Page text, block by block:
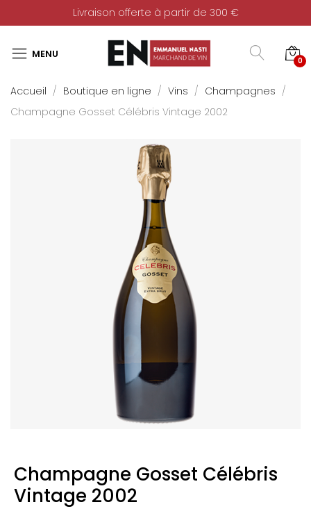
Livraison offerte à partir de 300 €
0
Accueil Boutique en ligne Vins
Champagnes
Champagne Gosset Célébris Vintage 2002
Champagne Gosset Célébris
Vintage 2002